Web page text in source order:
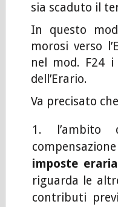
sia scaduto il
In questo
morosi verso
nel mod. F24
dell’Erario.
Va precisato
imposte
riguarda le
contributi